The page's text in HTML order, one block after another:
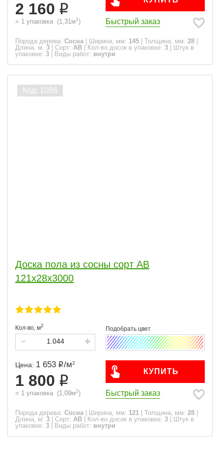
2 160
= 1 упаковка (1,31 м2) Быстрый заказ
Порода дерева: Сосна Ширина, мм: 145 Толщина, мм: 28
Длина, м: 3 Сорт: АВ Кол-во досок в упаковке: 3
Штук в
упаковке: 3 Виды работ: внутри
Доска пола из сосны сорт АВ
121x28x3000
Кол-во, м2
Цена: 1 653 /м2
1 800
= 1 упаковка (1,09м2)
КУПИТЬ
Быстрый заказ
Порода дерева: Сосна Ширина, мм: 121 Толщина, мм: 28
Длина, м: 3 Сорт: АВ Кол-во досок в упаковке: 3
Штук в
упаковке: 3 Виды работ: внутри